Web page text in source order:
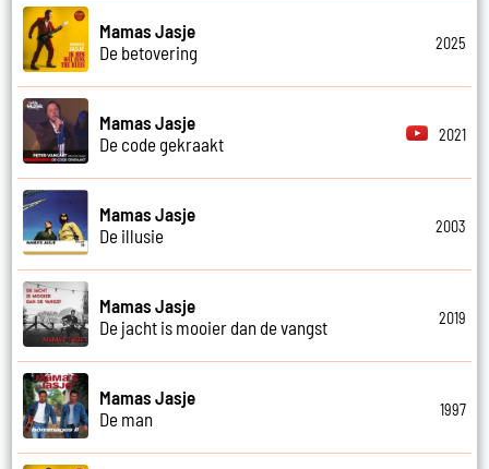
Mamas Jasje
De betovering
2025
Mamas Jasje
De code gekraakt
2021
Mamas Jasje
De illusie
2003
Mamas Jasje
De jacht is mooier dan de vangst
2019
Mamas Jasje
De man
1997